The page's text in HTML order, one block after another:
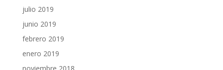
julio 2019
junio 2019
febrero 2019
enero 2019